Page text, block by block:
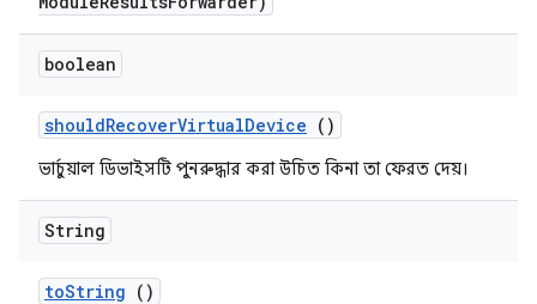
boolean
shouldRecoverVirtualDevice ()
ভার্চুয়াল ডিভাইসটি পুনরুদ্ধার করা উচিত কিনা তা ফেরত দেয়।
String
toString ()